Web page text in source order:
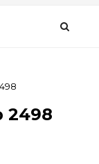
2498